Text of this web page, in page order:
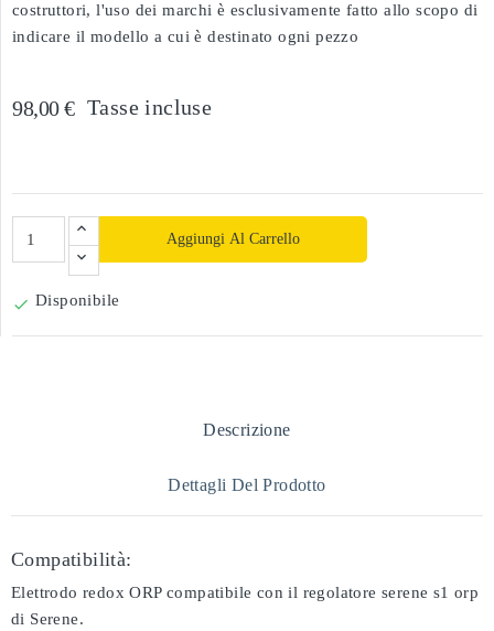
costruttori, l'uso dei marchi è esclusivamente fatto allo scopo di
indicare il modello a cui è destinato ogni pezzo
98,00 € Tasse incluse
Aggiungi Al Carrello
 Disponibile
Descrizione
Dettagli Del Prodotto
Compatibilità:
Elettrodo redox ORP compatibile con il regolatore serene s1 orp
di Serene.